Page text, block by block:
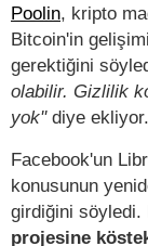
Poolin, kripto
Bitcoin'in
gerektiğini
olabilir. Gizlilik
yok''diye ekliyor.
Facebook'un
konusunun
girdiğini söyledi.
projesine